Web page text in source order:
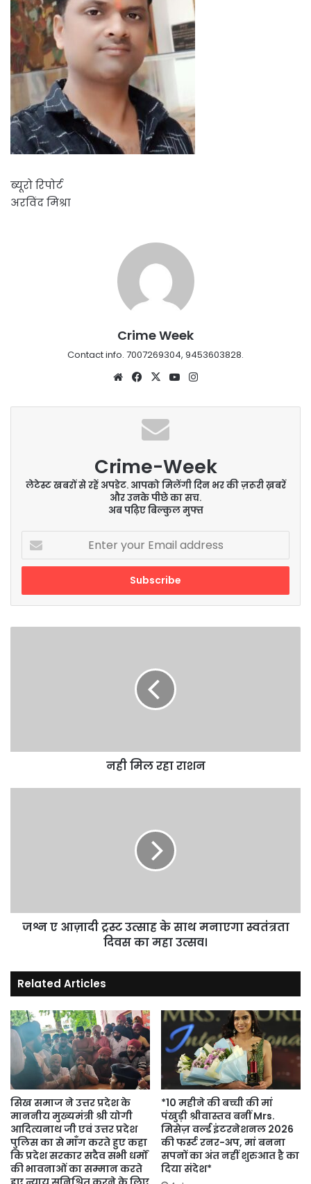
ब्यूरो रिपोर्ट
अरविंद मिश्रा
Crime Week
Contact info. 7007269304, 9453603828.
WebsiteFacebook
X YouTube
Crime-Week
लेटेस्ट खबरों से रहें अपडेट. आपको मिलेंगी दिन भर की ज़रूरी ख़बरें
और उनके पीछे का सच.
अब पढ़िए बिल्कुल मुफ्त
Enter
your
Email
नही मिल रहा राशन
स्वतंत्रता
दिवस
उत्सव।
जश्न ए आज़ादी ट्रस्ट उत्साह के साथ मनाएगा स्वतंत्रता
दिवस का महा उत्सव।
Related Articles
सिख समाज ने उत्तर प्रदेश के
माननीय मुख्यमंत्री श्री योगी
आदित्यनाथ जी एवं उत्तर प्रदेश
पुलिस का से माँग करते हुए कहा
कि प्रदेश सरकार सदैव सभी धर्मों
की भावनाओं का सम्मान करते
*10 महीने की बच्ची की मां
पंखुड़ी श्रीवास्तव बनीं Mrs.
मिसेज़ वर्ल्ड इंटरनेशनल 2026
की फर्स्ट रनर-अप, मां बनना
सपनों का अंत नहीं शुरुआत है का
दिया संदेश*